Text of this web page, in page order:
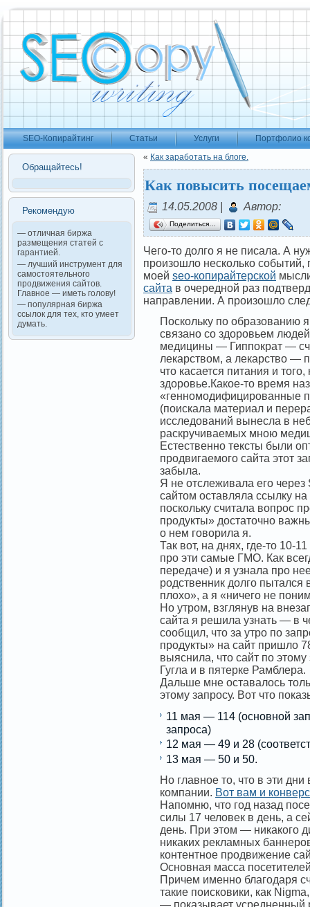
SEO-Копирайтинг Статьи Услуги Портфолио
Обращайтесь!
Рекомендую
— отличная биржа
размещения статей с
гарантией.
— лучший инструмент для
самостоятельного
продвижения сайтов.
Главное — иметь голову!
— популярная биржа
ссылок для тех, кто умеет
думать.
« Как заработать на блоге.
Как повысить
14.05.2008 | Автор:
Поделиться…
Чего-то долго я не писала. А
произошло несколько
моей seo-копирайтерской
сайта в очередной раз
направлении. А произошло
Поскольку по образованию
связано со здоровьем
медицины — Гиппократ —
лекарством, а лекарство —
что касается питания и
здоровье.Какое-то время
«генномодифицированные
(поискала материал и
исследований вынесла в
раскручиваемых мною
Естественно тексты были
продвигаемого сайта этот
забыла.
Я не отслеживала его
сайтом оставляла ссылку
поскольку считала вопрос
продукты» достаточно
о нем говорила я.
Так вот, на днях, где-то 10-
про эти самые ГМО. Как
передаче) и я узнала про
родственник долго
плохо», а я «ничего не
Но утром, взглянув на
сайта я решила узнать — в
сообщил, что за утро по
продукты» на сайт пришло
выяснила, что сайт по
Гугла и в пятерке Рамблера.
Дальше мне оставалось
этому запросу. Вот что
11 мая — 114 (основной
запроса)
12 мая — 49 и 28
13 мая — 50 и 50.
Но главное то, что в эти
компании. Вот вам и
Напомню, что год назад
силы 17 человек в день, а
день. При этом — никакого
никаких рекламных
контентное продвижение
Основная масса
Причем именно благодаря
такие поисковики, как
— показывает усредненный